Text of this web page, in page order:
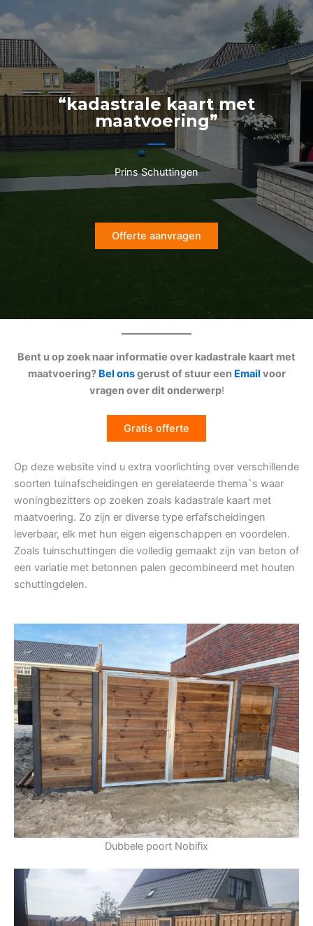
naar
de
inhoud
“kadastrale kaart met
maatvoering”
Prins Schuttingen
Offerte aanvragen
Bent u op zoek naar informatie over kadastrale kaart met
maatvoering? Bel onsgerust of stuur een Email voor
vragen over dit onderwerp!
Gratis offerte
Op deze website vind u extra voorlichting over verschillende
soorten tuinafscheidingen en gerelateerde thema`s waar
woningbezitters op zoeken zoals kadastrale kaart met
maatvoering. Zo zijn er diverse type erfafscheidingen
leverbaar, elk met hun eigen eigenschappen en voordelen.
Zoals tuinschuttingen die volledig gemaakt zijn van beton of
een variatie met betonnen palen gecombineerd met houten
schuttingdelen.
Dubbele poort Nobifix